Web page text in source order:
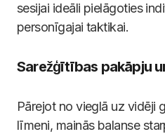
sesijai ideāli pielāgoties
personīgajai taktikai.
Sarežģītības pakāpju
Pārejot no vieglā uz vidēji
līmeni, mainās balanse